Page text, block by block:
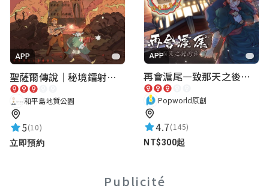
APP
聖薩爾傳說｜秘境鐳射激戰
和平島地質公園
5(10)
立即預約
APP
再會滬尾—致那天之後的你｜淡水老街實境遊戲｜實體遊戲盒
Popworld原創
4.7(145)
NT$300起
Publicité